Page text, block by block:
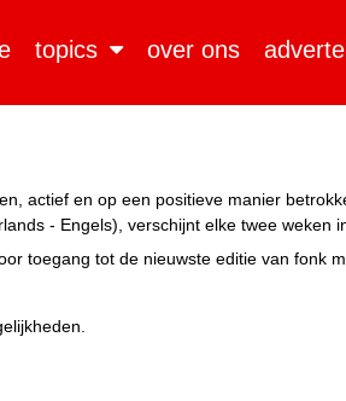
topics over ons
actief en op een positieve manier
- Engels), verschijnt elke twee weken
toegang tot de nieuwste editie van fonk